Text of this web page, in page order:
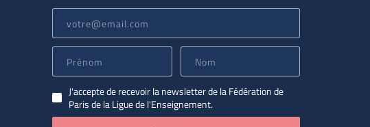
J'accepte de recevoir la newsletter de la Fédération de
Paris de la Ligue de l'Enseignement.